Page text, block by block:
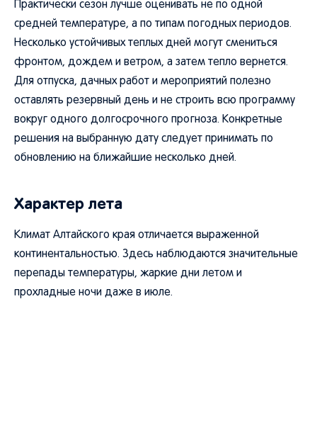
Практически сезон лучше оценивать не по одной
средней температуре, а по типам погодных периодов.
Несколько устойчивых теплых дней могут смениться
фронтом, дождем и ветром, а затем тепло вернется.
Для отпуска, дачных работ и мероприятий полезно
оставлять резервный день и не строить всю программу
вокруг одного долгосрочного прогноза. Конкретные
решения на выбранную дату следует принимать по
обновлению на ближайшие несколько дней.
Характер лета
Климат Алтайского края отличается выраженной
континентальностью. Здесь наблюдаются значительные
перепады температуры, жаркие дни летом и
прохладные ночи даже в июле.